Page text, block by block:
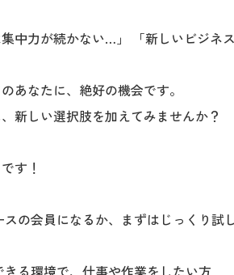
集中力が続かない…」 「新しいビジネ
あなたに、絶好の機会です。
新しい選択肢を加えてみませんか？
す！
の会員になるか、まずはじっくり試
る環境で、仕事や作業をしたい方